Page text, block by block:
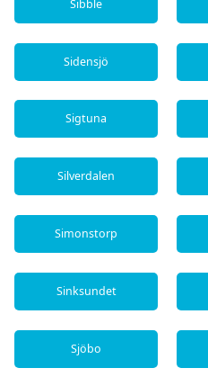
Sibble
Sidensjö
Sigtuna
Silverdalen
Simonstorp
Sinksundet
Sjöbo